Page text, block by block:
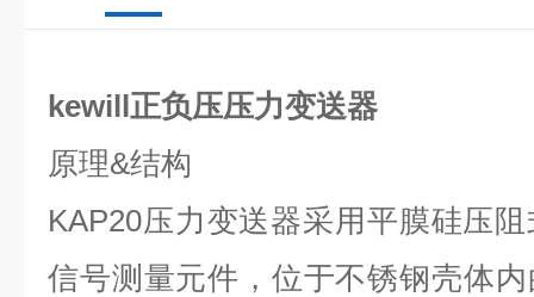
kewill正负压压力变送器
原理&结构
KAP20压力变送器采用平膜硅压
信号测量元件，位于不锈钢壳体